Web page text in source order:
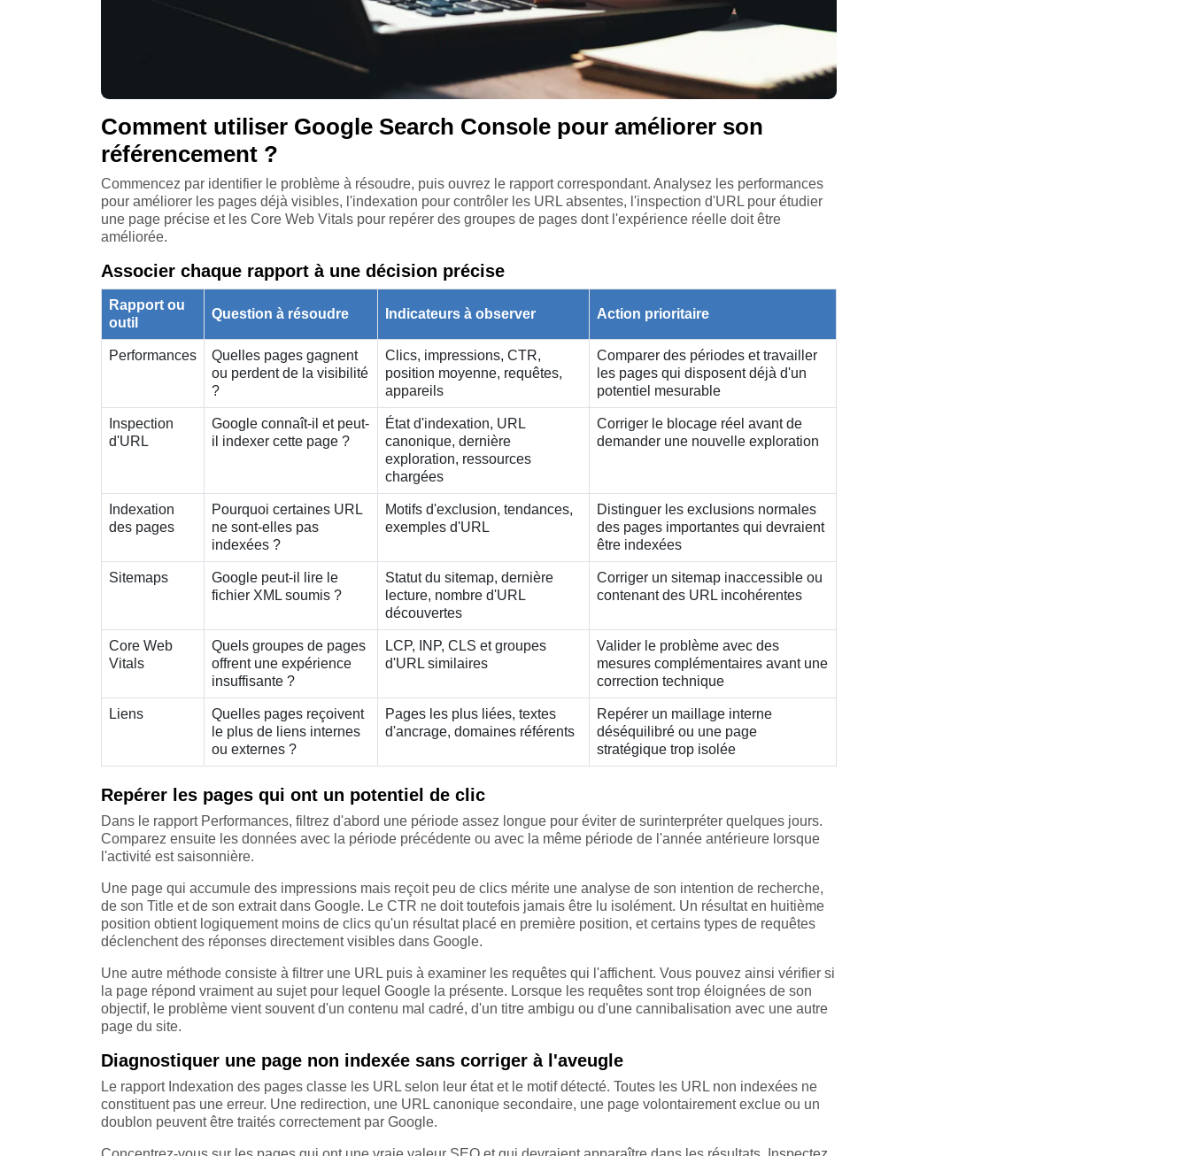
Comment utiliser Google Search Console pour améliorer son
référencement ?
Commencez par identifier le problème à résoudre, puis ouvrez le rapport correspondant. Analysez les performances
pour améliorer les pages déjà visibles, l'indexation pour contrôler les URL absentes, l'inspection d'URL pour étudier
une page précise et les Core Web Vitals pour repérer des groupes de pages dont l'expérience réelle doit être
améliorée.
Associer chaque rapport à une décision précise
Rapport ou
outil
Question à résoudre Indicateurs à observer Action prioritaire
Performances
Quelles pages gagnent
ou perdent de la visibilité
?
Clics, impressions, CTR,
position moyenne, requêtes,
appareils
Comparer des périodes et travailler
les pages qui disposent déjà d'un
potentiel mesurable
Inspection
d'URL
Google connaît-il et peut-
il indexer cette page ?
État d'indexation, URL
canonique, dernière
exploration, ressources
chargées
Corriger le blocage réel avant de
demander une nouvelle exploration
Indexation
des pages
Pourquoi certaines URL
ne sont-elles pas
indexées ?
Motifs d'exclusion, tendances,
exemples d'URL
Distinguer les exclusions normales
des pages importantes qui devraient
être indexées
Sitemaps
Google peut-il lire le
fichier XML soumis ?
Statut du sitemap, dernière
lecture, nombre d'URL
découvertes
Corriger un sitemap inaccessible ou
contenant des URL incohérentes
Core Web
Vitals
Quels groupes de pages
offrent une expérience
insuffisante ?
LCP, INP, CLS et groupes
d'URL similaires
Valider le problème avec des
mesures complémentaires avant une
correction technique
Liens
Quelles pages reçoivent
le plus de liens internes
ou externes ?
Pages les plus liées, textes
d'ancrage, domaines référents
Repérer un maillage interne
déséquilibré ou une page
stratégique trop isolée
Repérer les pages qui ont un potentiel de clic
Dans le rapport Performances, filtrez d'abord une période assez longue pour éviter de surinterpréter quelques jours.
Comparez ensuite les données avec la période précédente ou avec la même période de l'année antérieure lorsque
l'activité est saisonnière.
Une page qui accumule des impressions mais reçoit peu de clics mérite une analyse de son intention de recherche,
de son Title et de son extrait dans Google. Le CTR ne doit toutefois jamais être lu isolément. Un résultat en huitième
position obtient logiquement moins de clics qu'un résultat placé en première position, et certains types de requêtes
déclenchent des réponses directement visibles dans Google.
Une autre méthode consiste à filtrer une URL puis à examiner les requêtes qui l'affichent. Vous pouvez ainsi vérifier si
la page répond vraiment au sujet pour lequel Google la présente. Lorsque les requêtes sont trop éloignées de son
objectif, le problème vient souvent d'un contenu mal cadré, d'un titre ambigu ou d'une cannibalisation avec une autre
page du site.
Diagnostiquer une page non indexée sans corriger à l'aveugle
Le rapport Indexation des pages classe les URL selon leur état et le motif détecté. Toutes les URL non indexées ne
constituent pas une erreur. Une redirection, une URL canonique secondaire, une page volontairement exclue ou un
doublon peuvent être traités correctement par Google.